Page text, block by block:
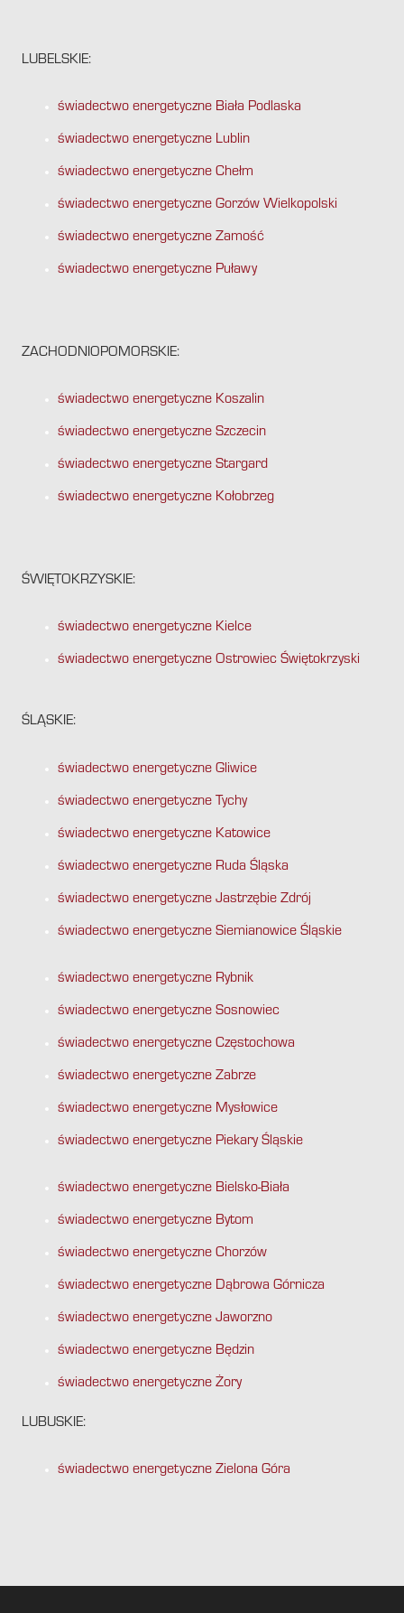
LUBELSKIE:
świadectwo energetyczne Biała Podlaska
świadectwo energetyczne Lublin
świadectwo energetyczne Chełm
świadectwo energetyczne Gorzów Wielkopolski
świadectwo energetyczne Zamość
świadectwo energetyczne Puławy
ZACHODNIOPOMORSKIE:
świadectwo energetyczne Koszalin
świadectwo energetyczne Szczecin
świadectwo energetyczne Stargard
świadectwo energetyczne Kołobrzeg
ŚWIĘTOKRZYSKIE:
świadectwo energetyczne Kielce
świadectwo energetyczne Ostrowiec Świętokrzyski
ŚLĄSKIE:
świadectwo energetyczne Gliwice
świadectwo energetyczne Tychy
świadectwo energetyczne Katowice
świadectwo energetyczne Ruda Śląska
świadectwo energetyczne Jastrzębie Zdrój
świadectwo energetyczne Siemianowice Śląskie
świadectwo energetyczne Rybnik
świadectwo energetyczne Sosnowiec
świadectwo energetyczne Częstochowa
świadectwo energetyczne Zabrze
świadectwo energetyczne Mysłowice
świadectwo energetyczne Piekary Śląskie
świadectwo energetyczne Bielsko-Biała
świadectwo energetyczne Bytom
świadectwo energetyczne Chorzów
świadectwo energetyczne Dąbrowa Górnicza
świadectwo energetyczne Jaworzno
świadectwo energetyczne Będzin
świadectwo energetyczne Żory
LUBUSKIE:
świadectwo energetyczne Zielona Góra